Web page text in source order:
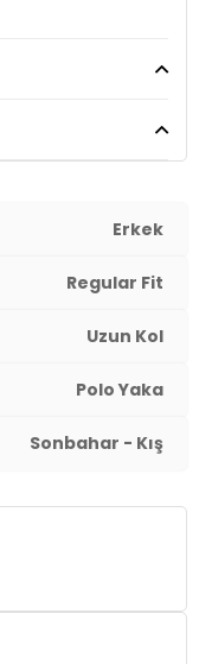
Erkek
Regular Fit
Uzun Kol
Polo Yaka
Sonbahar - Kış